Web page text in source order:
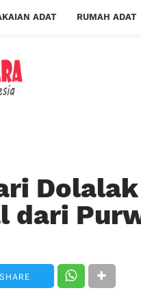
ADAT RUMAH ADAT
dari
SHARE